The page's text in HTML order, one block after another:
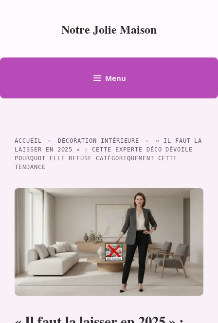
Notre Jolie Maison
Menu
ACCUEIL » DÉCORATION INTÉRIEURE »
« IL FAUT LA
LAISSER EN 2025 » : CETTE EXPERTE DÉCO DÉVOILE
POURQUOI ELLE REFUSE CATÉGORIQUEMENT CETTE
TENDANCE